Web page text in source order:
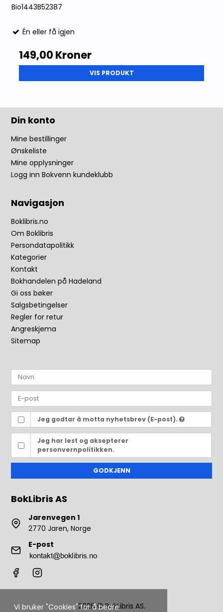
Vi bruker "Cookies" for å bedre
Bio1443B52387
Én eller få igjen
149,00 Kroner
VIS PRODUKT
Din konto
Mine bestillinger
Ønskeliste
Mine opplysninger
Logg inn Bokvenn kundeklubb
Navigasjon
Boklibris.no
Om Boklibris
Persondatapolitikk
Kategorier
Kontakt
Bokhandelen på Hadeland
Gi oss bøker
Salgsbetingelser
Regler for retur
Angreskjema
Sitemap
Jeg godtar å motta nyhetsbrev (E-post).
Jeg har lest og aksepterer
personvernpolitikken.
GODKJENN
BokLibris AS
Jarenvegen 1
2770 Jaren, Norge
E-post
2026 © BokLibris AS.